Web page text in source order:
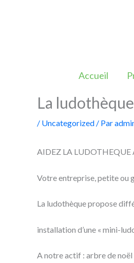
Accueil
La
/ Uncategorized / Par
AIDEZ LA LUDOTHEQUE
Votre entreprise, petite ou
La ludothèque propose
installation d’une « mini-
A notre actif : arbre de